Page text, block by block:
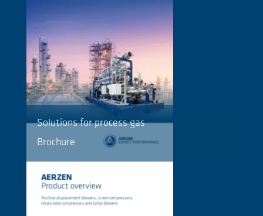
Solutions for process gas
Brochure